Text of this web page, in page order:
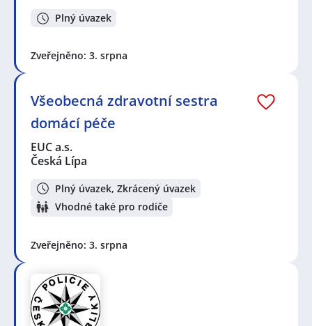
Plný úvazek
Zveřejněno: 3. srpna
Všeobecná zdravotní sestra
domácí péče
EUC a.s.
Česká Lípa
Plný úvazek, Zkrácený úvazek
Vhodné také pro rodiče
Zveřejněno: 3. srpna